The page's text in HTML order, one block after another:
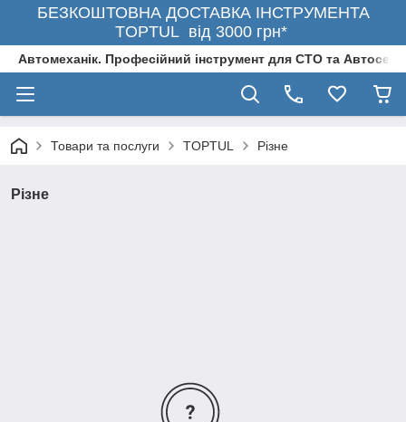
БЕЗКОШТОВНА ДОСТАВКА ІНСТРУМЕНТА
TOPTUL від 3000 грн*
Автомеханік. Професійний інструмент для СТО та
Товари та послуги TOPTUL Різне
Різне